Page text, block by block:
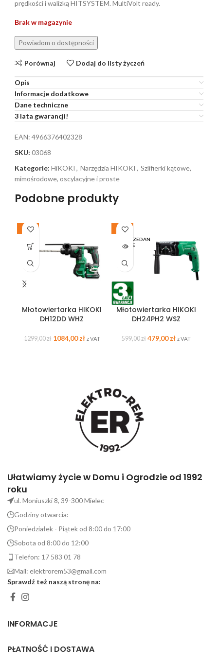
prędkości i walizką HITSYSTEM. MultiVolt ready.
Brak w magazynie
Porównaj Dodaj do listy życzeń
Opis
Informacje dodatkowe
Dane techniczne
3 lata gwarancji!
EAN: 4966376402328
SKU: 03068
Kategorie: HiKOKI , Narzędzia HIKOKI , Szlifierki kątowe,
mimośrodowe, oscylacyjne i proste
Podobne produkty
-17%
Młotowiertarka HIKOKI
DH12DD WHZ
1299,00zł 1084,00zł z VAT
-20%
WYPRZEDAN
E
Młotowiertarka HIKOKI
DH24PH2 WSZ
599,00zł 479,00zł z VAT
Ułatwiamy życie w Domu i Ogrodzie od 1992
roku
ul. Moniuszki 8, 39-300 Mielec
Godziny otwarcia:
Poniedziałek - Piątek od 8:00 do 17:00
Sobota od 8:00 do 12:00
Telefon: 17 583 01 78
Mail: elektrorem53@gmail.com
Sprawdź też naszą stronę na:
INFORMACJE
PŁATNOŚĆ I DOSTAWA